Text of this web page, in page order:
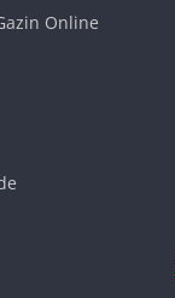
Online